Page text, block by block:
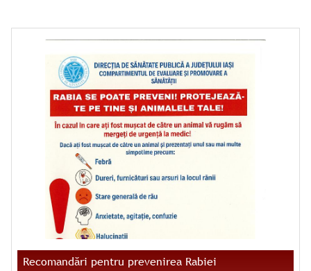
Recomandări pentru prevenirea Rabiei